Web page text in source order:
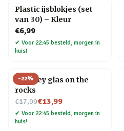
Plastic ijsblokjes (set
van 30) – Kleur
€6,99
✔ Voor 22:45 besteld, morgen in
huis!
-22%
Whiskey glas on the
rocks
€17,99
Nu voor€13,99
✔ Voor 22:45 besteld, morgen in
huis!